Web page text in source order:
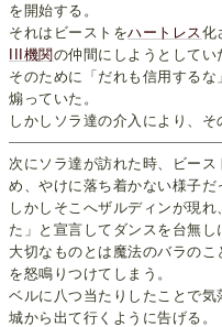
を開始する。
それはビーストをハートレス 化
III機関の仲間にしようとしてい
そのために「だれも信用する
煽っていた。
しかしソラ達の介入により、そ
次にソラ達が訪れた時、ビー
め、やけに落ち着かない様子だ
しかしそこへザルディンが現
た」と宣言してダンスを台無し
大切なものとは魔法のバラの
を怒鳴りつけてしまう。
ベルに八つ当たりしたことで
城から出て行くように告げる。